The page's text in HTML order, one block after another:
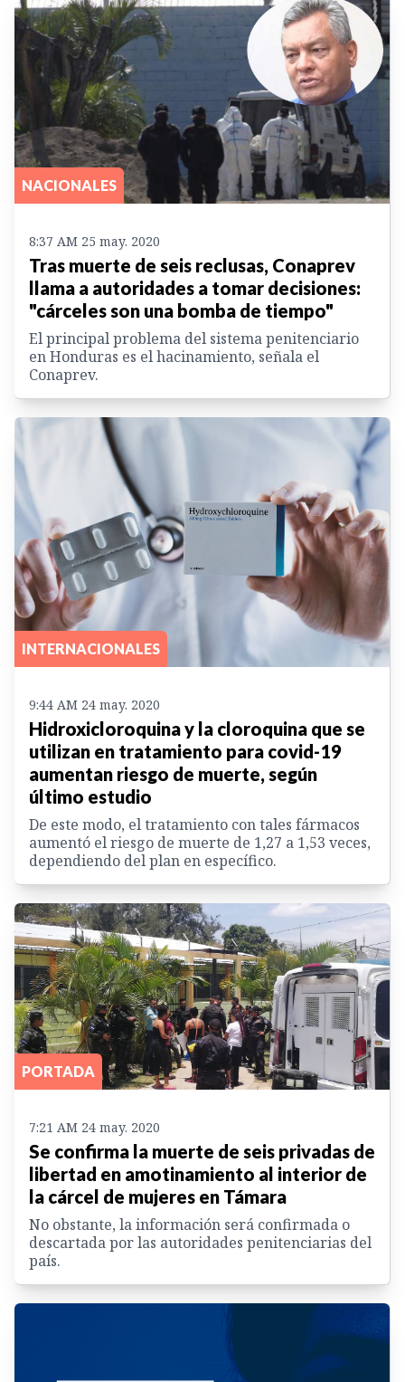
NACIONALES
8:37 AM 25 may. 2020
Tras muerte de seis reclusas, Conaprev
llama a autoridades a tomar decisiones:
"cárceles son una bomba de tiempo"
El principal problema del sistema penitenciario
en Honduras es el hacinamiento, señala el
Conaprev.
INTERNACIONALES
9:44 AM 24 may. 2020
Hidroxicloroquina y la cloroquina que se
utilizan en tratamiento para covid-19
aumentan riesgo de muerte, según
último estudio
De este modo, el tratamiento con tales fármacos
aumentó el riesgo de muerte de 1,27 a 1,53 veces,
dependiendo del plan en específico.
PORTADA
7:21 AM 24 may. 2020
Se confirma la muerte de seis privadas de
libertad en amotinamiento al interior de
la cárcel de mujeres en Támara
No obstante, la información será confirmada o
descartada por las autoridades penitenciarias del
país.